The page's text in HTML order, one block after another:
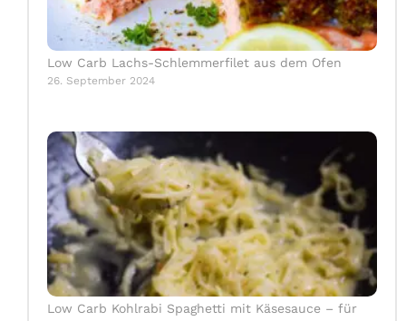
Low Carb Lachs-Schlemmerfilet aus dem Ofen
26. September 2024
Low Carb Kohlrabi Spaghetti mit Käsesauce – für